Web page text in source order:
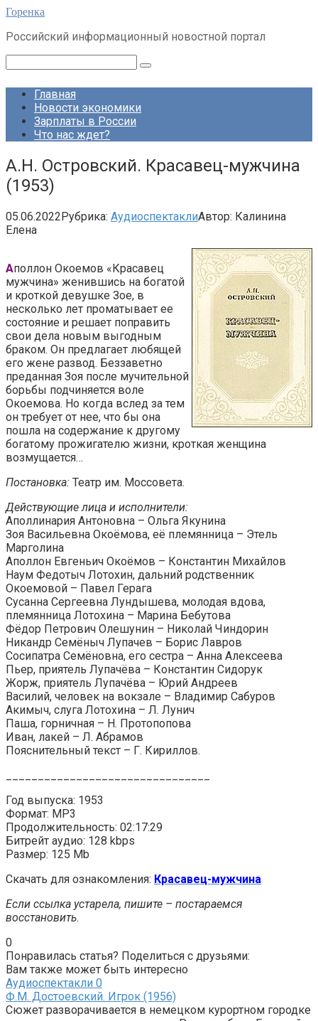
Перейти
контенту
Горенка
Российский информационный новостной портал
Главная
Новости экономики
Зарплаты в России
Что нас ждет?
А.Н. Островский. Красавец-мужчина
(1953)
05.06.2022Рубрика: АудиоспектаклиАвтор: Калинина
Елена
Аполлон Окоемов «Красавец
мужчина» женившись на богатой
и кроткой девушке Зое, в
несколько лет проматывает ее
состояние и решает поправить
свои дела новым выгодным
браком. Он предлагает любящей
его жене развод. Беззаветно
преданная Зоя после мучительной
борьбы подчиняется воле
Окоемова. Но когда вслед за тем
он требует от нее, что бы она
пошла на содержание к другому
богатому прожигателю жизни, кроткая женщина
возмущается…
Постановка: Театр им. Моссовета.
Действующие лица и исполнители:
Аполлинария Антоновна – Ольга Якунина
Зоя Васильевна Окоёмова, её племянница – Этель
Марголина
Аполлон Евгеньич Окоёмов – Константин Михайлов
Наум Федотыч Лотохин, дальний родственник
Окоемовой – Павел Герага
Сусанна Сергеевна Лундышева, молодая вдова,
племянница Лотохина – Марина Бебутова
Фёдор Петрович Олешунин – Николай Чиндорин
Никандр Семёныч Лупачев – Борис Лавров
Сосипатра Семёновна, его сестра – Анна Алексеева
Пьер, приятель Лупачёва – Константин Сидорук
Жорж, приятель Лупачёва – Юрий Андреев
Василий, человек на вокзале – Владимир Сабуров
Акимыч, слуга Лотохина – Л. Лунич
Паша, горничная – Н. Протопопова
Иван, лакей – Л. Абрамов
Пояснительный текст – Г. Кириллов.
Год выпуска: 1953
Формат: MP3
Продолжительность: 02:17:29
Битрейт аудио: 128 kbps
Размер: 125 Mb
Скачать для ознакомления: Красавец-мужчина
Если ссылка устарела, пишите – постараемся
восстановить.
0
Понравилась статья? Поделиться с друзьями:
Вам также может быть интересно
Аудиоспектакли 0
Ф.М. Достоевский. Игрок (1956)
Сюжет разворачивается в немецком курортном городке